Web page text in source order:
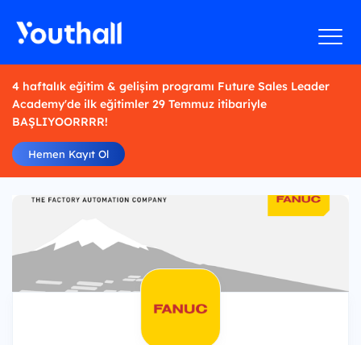
4 haftalık eğitim & gelişim programı Future Sales Leader
Academy'de ilk eğitimler 29 Temmuz itibariyle
BAŞLIYOORRRR!
Hemen Kayıt Ol